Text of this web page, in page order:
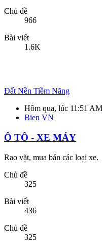
Đất Nền Tiềm Năng
Hôm qua, lúc 11:51 AM
Bien VN
Rao vặt, mua bán các loại xe.
Chủ đề
325
Bài viết
436
Chủ đề
Bài viết
Thứ năm lúc 2:25 PM